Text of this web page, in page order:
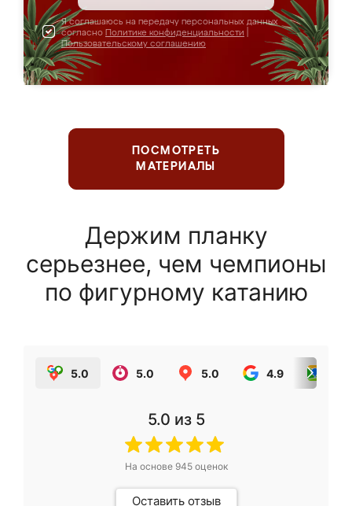
Я соглашаюсь на передачу персональных данных
согласно Политике конфиденциальности
Пользовательскому соглашению
ПОСМОТРЕТЬ
МАТЕРИАЛЫ
Держим планку
серьезнее, чем чемпионы
по фигурному катанию
5.0 5.0 5.0 4.9
5.0 из 5
На основе 945оценок
Оставить отзыв